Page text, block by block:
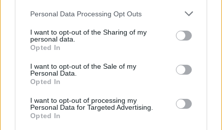
Personal Data Processing Opt Outs
I want to opt-out of the Sharing of my
personal data.
Opted In
I want to opt-out of the Sale of my
Personal Data.
Opted In
I want to opt-out of processing my
Personal Data for Targeted Advertising.
Opted In